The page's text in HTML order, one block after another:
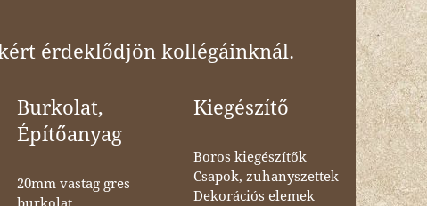
érdeklődjön kollégáinknál.
Burkolat,
Építőanyag
20mm vastag gres
Kiegészítő
Boros kiegészítők
Csapok, zuhanyszettek
Dekorációs elemek